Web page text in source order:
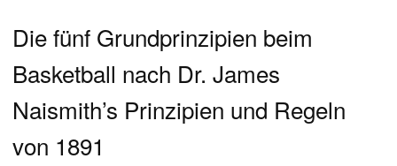
Die fünf Grundprinzipien beim
Basketball nach Dr. James
Naismith’s Prinzipien und Regeln
von 1891